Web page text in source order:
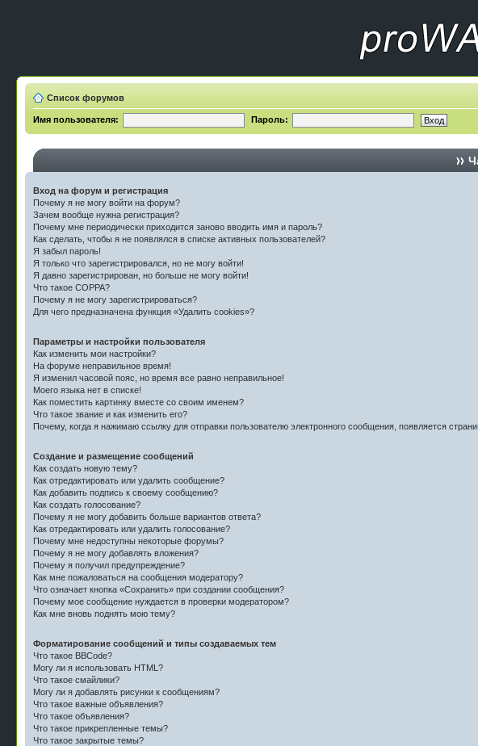
Список форумов
Имя пользователя: Пароль:
Вход на форум и регистрация
Почему я не могу войти на форум?
Зачем вообще нужна регистрация?
Почему мне периодически приходится заново вводить имя и пароль?
Как сделать, чтобы я не появлялся в списке активных пользователей?
Я забыл пароль!
Я только что зарегистрировался, но не могу войти!
Я давно зарегистрирован, но больше не могу войти!
Что такое COPPA?
Почему я не могу зарегистрироваться?
Для чего предназначена функция «Удалить cookies»?
Параметры и настройки пользователя
Как изменить мои настройки?
На форуме неправильное время!
Я изменил часовой пояс, но время все равно неправильное!
Моего языка нет в списке!
Как поместить картинку вместе со своим именем?
Что такое звание и как изменить его?
Почему, когда я нажимаю ссылку для отправки пользователю электронного сообщения, появляется
Создание и размещение сообщений
Как создать новую тему?
Как отредактировать или удалить сообщение?
Как добавить подпись к своему сообщению?
Как создать голосование?
Почему я не могу добавить больше вариантов ответа?
Как отредактировать или удалить голосование?
Почему мне недоступны некоторые форумы?
Почему я не могу добавлять вложения?
Почему я получил предупреждение?
Как мне пожаловаться на сообщения модератору?
Что означает кнопка «Сохранить» при создании сообщения?
Почему мое сообщение нуждается в проверки модератором?
Как мне вновь поднять мою тему?
Форматирование сообщений и типы создаваемых тем
Что такое BBCode?
Могу ли я использовать HTML?
Что такое смайлики?
Могу ли я добавлять рисунки к сообщениям?
Что такое важные объявления?
Что такое объявления?
Что такое прикрепленные темы?
Что такое закрытые темы?